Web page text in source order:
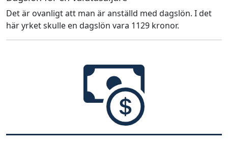
Det är ovanligt att man är anställd med dagslön. I det
här yrket skulle en dagslön vara 1129 kronor.